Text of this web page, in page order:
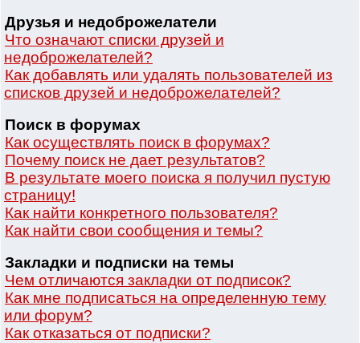
Друзья и недоброжелатели
Что означают списки друзей и
недоброжелателей?
Как добавлять или удалять пользователей из
списков друзей и недоброжелателей?
Поиск в форумах
Как осуществлять поиск в форумах?
Почему поиск не дает результатов?
В результате моего поиска я получил пустую
страницу!
Как найти конкретного пользователя?
Как найти свои сообщения и темы?
Закладки и подписки на темы
Чем отличаются закладки от подписок?
Как мне подписаться на определенную тему
или форум?
Как отказаться от подписки?